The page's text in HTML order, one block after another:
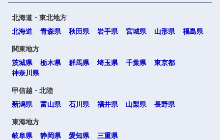
北海道・東北地方
北海道
青森県 秋田県 岩手県 宮城県 山形県 福島県
関東地方
茨城県
栃木県 群馬県 埼玉県 千葉県
東京都
神奈川県
甲信越・北陸
新潟県
富山県 石川県 福井県 山梨県 長野県
東海地方
岐阜県
静岡県 愛知県 三重県